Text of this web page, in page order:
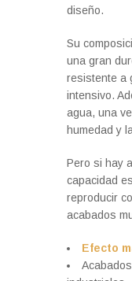
diseño.
Su
una gran
resistente a
intensivo.
agua, una
humedad y
Pero si hay
capacidad
reproducir
acabados
Efecto